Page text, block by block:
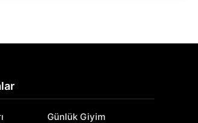
Günlük Giyim